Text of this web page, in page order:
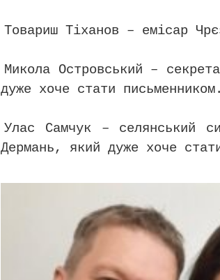
Товариш Тіханов – емісар
Микола Островський –
дуже хоче стати письменником.
Улас Самчук – селянський
Дермань, який дуже хоче